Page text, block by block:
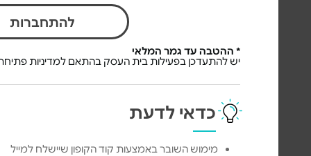
להתחברות
* ההטבה עד גמר המלאי
יש להתעדכן בפעילות בית העסק בהתאם למדיניות
כדאי לדעת
מימוש השובר באמצעות קוד הקופון שיישלח למייל